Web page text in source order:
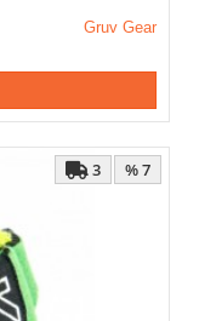
Gruv Gear
% 7
3